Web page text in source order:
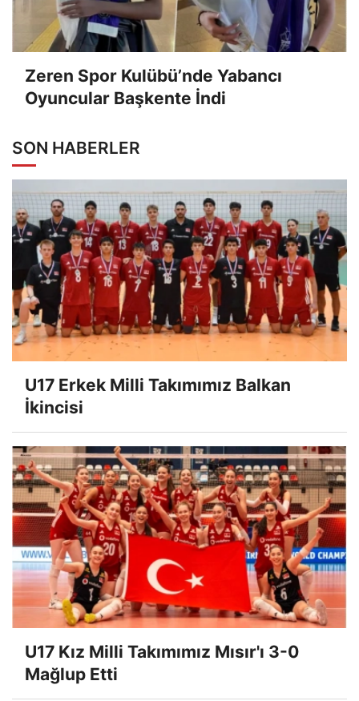
Zeren Spor Kulübü’nde Yabancı
Oyuncular Başkente İndi
SON HABERLER
U17 Erkek Milli Takımımız Balkan
İkincisi
U17 Kız Milli Takımımız Mısır'ı 3-0
Mağlup Etti